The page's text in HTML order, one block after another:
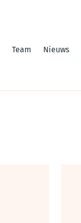
Team Nieuws